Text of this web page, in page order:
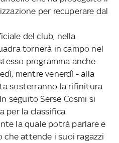
per recuperare dal
del club, nella
tornerà in campo nel
programma anche
mentre venerdì - alla
sosterranno la rifinitura
seguito Serse Cosmi si
per la classifica
la quale potrà parlare e
che attende i suoi ragazzi